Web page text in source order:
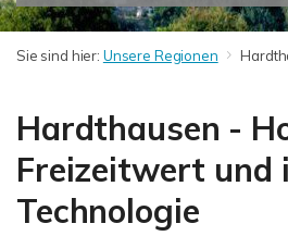
Sie sind hier: Unsere Regionen
Hardthausen -
Freizeitwert und
Technologie